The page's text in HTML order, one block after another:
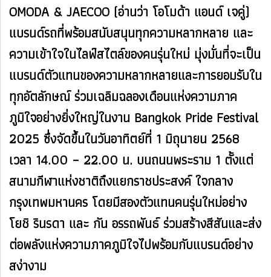
OMODA & JAECOO (อ่านว่า โอโมด้า แอนด์ ​เจคู่)
แบรนด์รถที่พร้อมสนับสนุนทุกความหลากหลาย และ
ความเข้าใจในไลฟ์สไตล์ของคนรุ่นใหม่ มุ่งมั่นที่จะเป็น
แบรนด์ตัวแทนของความหลากหลายและการยอมรับใน
ทุกอัตลักษณ์ ร่วมเฉลิมฉลองเดือนแห่งความภาค
ภูมิใจอย่างยิ่งใหญ่ในงาน Bangkok Pride Festival
2025 ซึ่งจัดขึ้นในวันอาทิตย์ที่ 1 มิถุนายน 2568
เวลา 14.00 – 22.00 น. บนถนนพระราม 1 ตั้งแต่
สนามกีฬาแห่งชาติถึงแยกราชประสงค์ ใจกลาง
กรุงเทพมหานคร โดยมีสองตัวแทนคนรุ่นใหม่อย่าง
โยชิ รินรดา และ กัน อรรถพันธ์ ร่วมสร้างสีสันและส่ง
ต่อพลังแห่งความภาคภูมิใจไปพร้อมกับแบรนด์อย่าง
สง่างาม